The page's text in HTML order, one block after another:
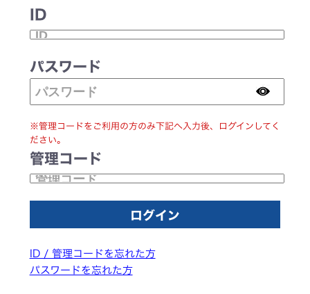
ID
パスワード
※管理コードをご利用の方のみ下記へ入力後、ログインしてく
ださい。
管理コード
ID / 管理コードを忘れた方
パスワードを忘れた方